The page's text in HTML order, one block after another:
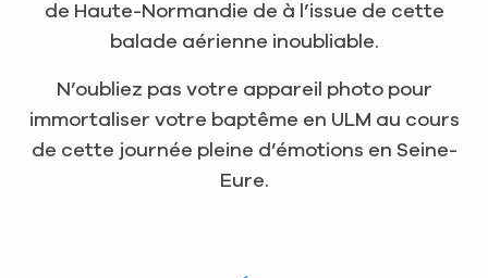
de Haute-Normandie de à l’issue de cette
balade aérienne inoubliable.
N’oubliez pas votre appareil photo pour
immortaliser votre baptême en ULM au cours
de cette journée pleine d’émotions en Seine-
Eure.